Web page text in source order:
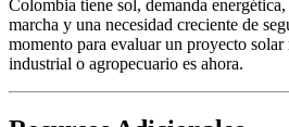
Colombia tiene sol, demanda
marcha y una necesidad creciente de
momento para evaluar un proyecto
industrial o agropecuario es ahora.